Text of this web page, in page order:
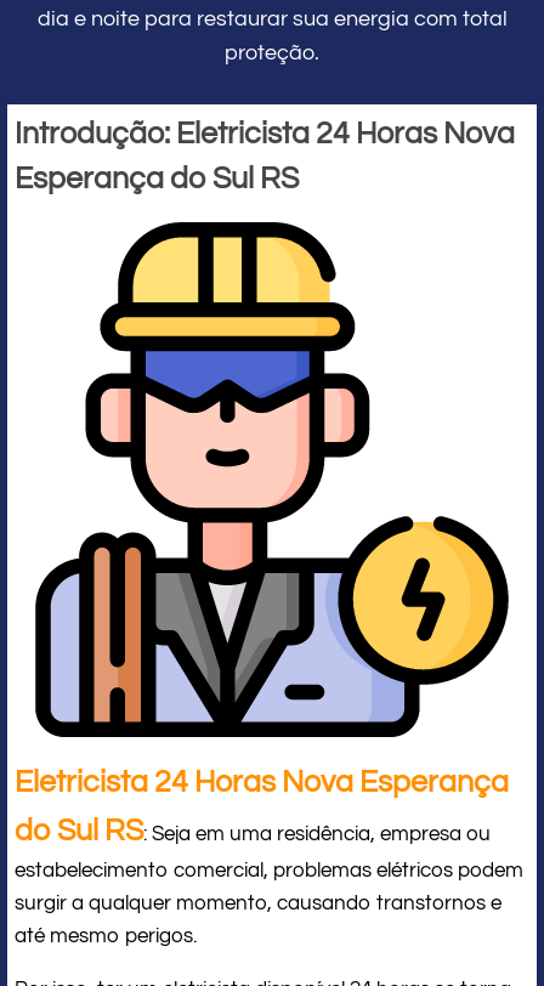
dia e noite para restaurar sua energia com total
proteção.
Introdução: Eletricista 24 Horas Nova
Esperança do Sul RS
Eletricista 24 Horas Nova Esperança
do Sul RS: Seja em uma residência, empresa ou
estabelecimento comercial, problemas elétricos podem
surgir a qualquer momento, causando transtornos e
até mesmo perigos.